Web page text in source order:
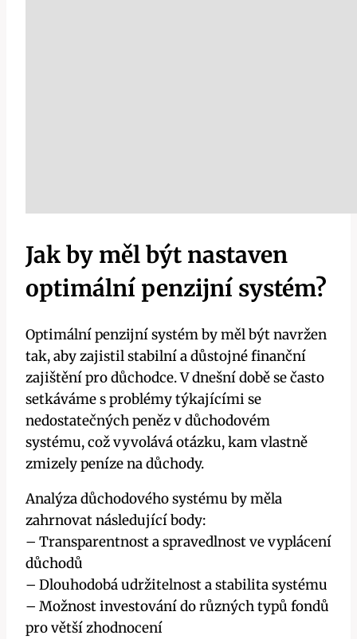
Jak by měl být nastaven
optimální penzijní systém?
Optimální penzijní systém by měl být navržen
tak, aby zajistil stabilní a důstojné finanční
zajištění pro důchodce. V dnešní době se často
setkáváme s problémy týkajícími se
nedostatečných peněz v důchodovém
systému, což vyvolává otázku, kam vlastně
zmizely peníze na důchody.
Analýza důchodového systému by měla
zahrnovat následující body:
– Transparentnost a spravedlnost ve vyplácení
důchodů
– Dlouhodobá udržitelnost a stabilita systému
– Možnost investování do různých typů fondů
pro větší zhodnocení